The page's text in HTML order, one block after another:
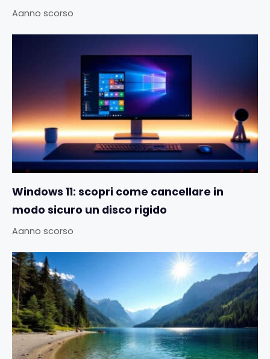
Aanno scorso
Windows 11: scopri come cancellare in
modo sicuro un disco rigido
Aanno scorso